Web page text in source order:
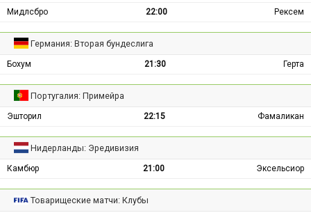
Мидлсбро
22:00 Рексем
Германия: Вторая бундеслига
Бохум 21:30 Герта
Португалия: Примейра
Эшторил 22:15 Фамаликан
Нидерланды: Эредивизия
Камбюр 21:00 Эксельсиор
Товарищеские матчи: Клубы